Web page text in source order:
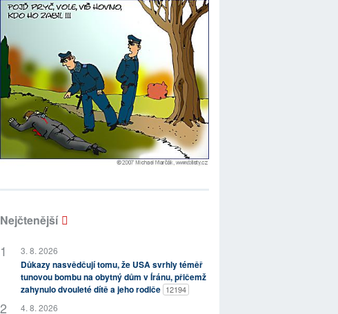
Nejčtenější
3. 8. 2026
Důkazy nasvědčují tomu, že USA svrhly téměř
tunovou bombu na obytný dům v Íránu, přičemž
zahynulo dvouleté dítě a jeho rodiče 12194
4. 8. 2026